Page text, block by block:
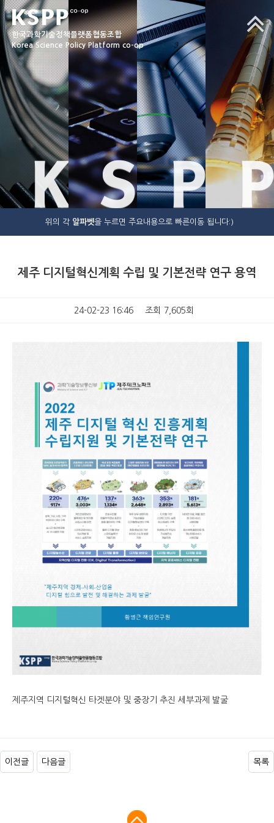
한국과학기술정책플랫폼협동조합
Korea Science Policy Platform co-op
K S P P
위의 각 알파벳을 누르면 주요내용으로 빠른이동 됩니다:)
제주 디지털혁신계획 수립 및 기본전략 연구 용역
24-02-23 16:46 조회 7,605회
제주지역 디지털혁신 타겟분야 및 중장기 추진 세부과제 발굴
이전글 다음글 목록